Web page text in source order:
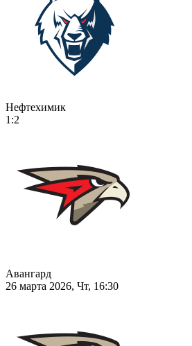
Нефтехимик
1:2
Авангард
26 марта 2026, Чт, 16:30